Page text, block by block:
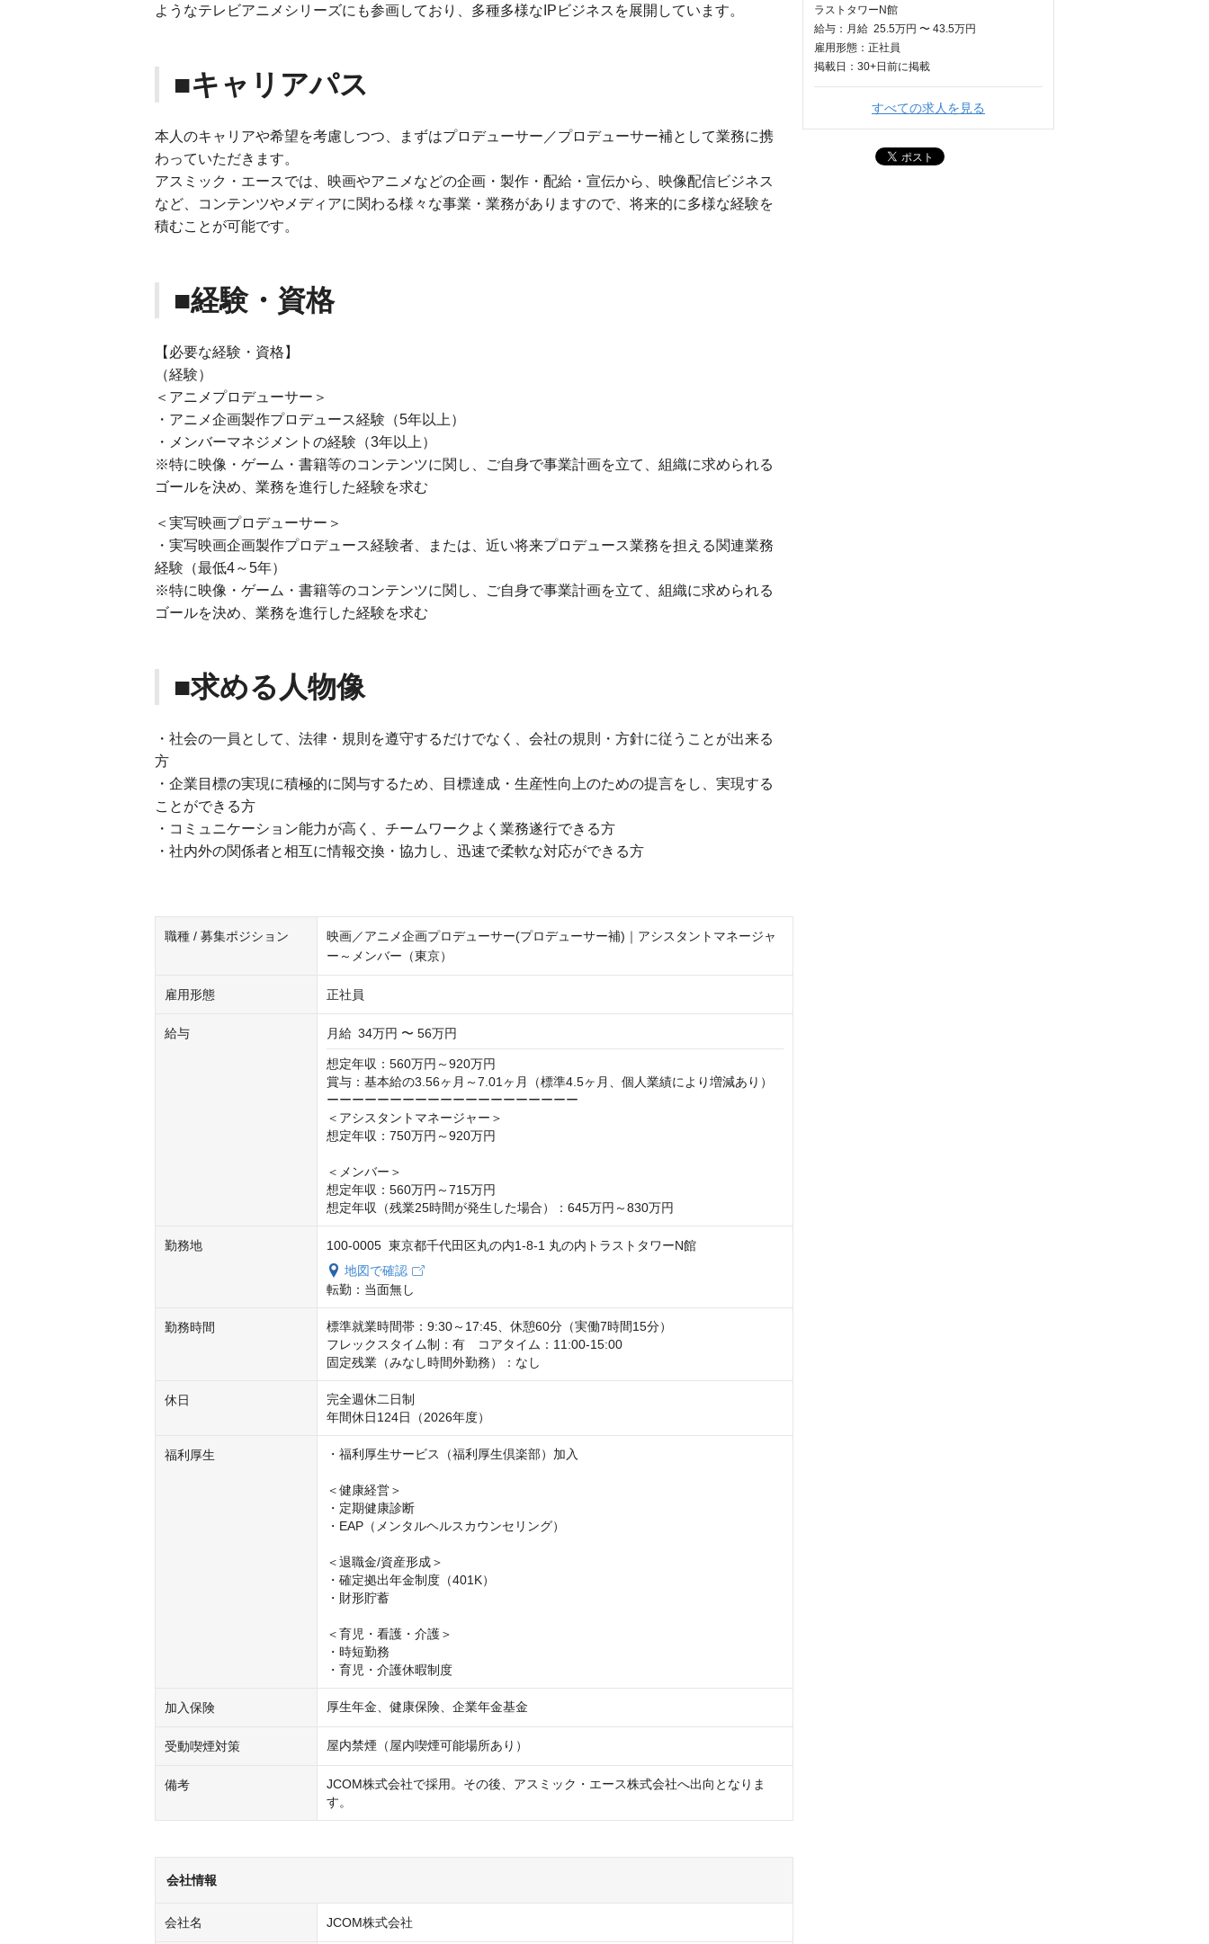
ようなテレビアニメシリーズにも参画しており、多種多様なIPビジネスを展開しています。
■キャリアパス
本人のキャリアや希望を考慮しつつ、まずはプロデューサー／プロデューサー補として業務に携
わっていただきます。
アスミック・エースでは、映画やアニメなどの企画・製作・配給・宣伝から、映像配信ビジネス
など、コンテンツやメディアに関わる様々な事業・業務がありますので、将来的に多様な経験を
積むことが可能です。
■経験・資格
【必要な経験・資格】
（経験）
＜アニメプロデューサー＞
・アニメ企画製作プロデュース経験（5年以上）
・メンバーマネジメントの経験（3年以上）
※特に映像・ゲーム・書籍等のコンテンツに関し、ご自身で事業計画を立て、組織に求められる
ゴールを決め、業務を進行した経験を求む
＜実写映画プロデューサー＞
・実写映画企画製作プロデュース経験者、または、近い将来プロデュース業務を担える関連業務
経験（最低4～5年）
※特に映像・ゲーム・書籍等のコンテンツに関し、ご自身で事業計画を立て、組織に求められる
ゴールを決め、業務を進行した経験を求む
■求める人物像
・社会の一員として、法律・規則を遵守するだけでなく、会社の規則・方針に従うことが出来る
方
・企業目標の実現に積極的に関与するため、目標達成・生産性向上のための提言をし、実現する
ことができる方
・コミュニケーション能力が高く、チームワークよく業務遂行できる方
・社内外の関係者と相互に情報交換・協力し、迅速で柔軟な対応ができる方
職種 / 募集ポジション
映画／アニメ企画プロデューサー(プロデューサー補)｜アシスタントマネージャ
ー～メンバー（東京）
雇用形態 正社員
給与 月給 34万円 〜 56万円
想定年収：560万円～920万円
賞与：基本給の3.56ヶ月～7.01ヶ月（標準4.5ヶ月、個人業績により増減あり）
ーーーーーーーーーーーーーーーーーーーー
＜アシスタントマネージャー＞
想定年収：750万円～920万円
＜メンバー＞
想定年収：560万円～715万円
想定年収（残業25時間が発生した場合）：645万円～830万円
勤務地
100-0005 東京都千代田区丸の内1-8-1 丸の内トラストタワーN館
地図で確認
転勤：当面無し
勤務時間
標準就業時間帯：9:30～17:45、休憩60分（実働7時間15分）
フレックスタイム制：有　コアタイム：11:00-15:00
固定残業（みなし時間外勤務）：なし
休日
完全週休二日制
年間休日124日（2026年度）
福利厚生 ・福利厚生サービス（福利厚生倶楽部）加入
＜健康経営＞
・定期健康診断
・EAP（メンタルヘルスカウンセリング）
＜退職金/資産形成＞
・確定拠出年金制度（401K）
・財形貯蓄
＜育児・看護・介護＞
・時短勤務
・育児・介護休暇制度
加入保険 厚生年金、健康保険、企業年金基金
受動喫煙対策 屋内禁煙（屋内喫煙可能場所あり）
備考
JCOM株式会社で採用。その後、アスミック・エース株式会社へ出向となりま
す。
会社情報
会社名 JCOM株式会社
ラストタワーN館
給与： 月給 25.5万円 〜 43.5万円
雇用形態：正社員
掲載日： 30+日 前に掲載
すべての求人を見る